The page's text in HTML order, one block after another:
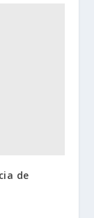
de